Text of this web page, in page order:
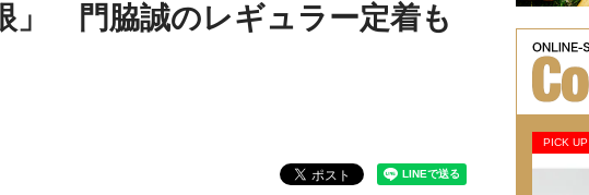
」 門脇誠のレギュラー定着も
PICK UP